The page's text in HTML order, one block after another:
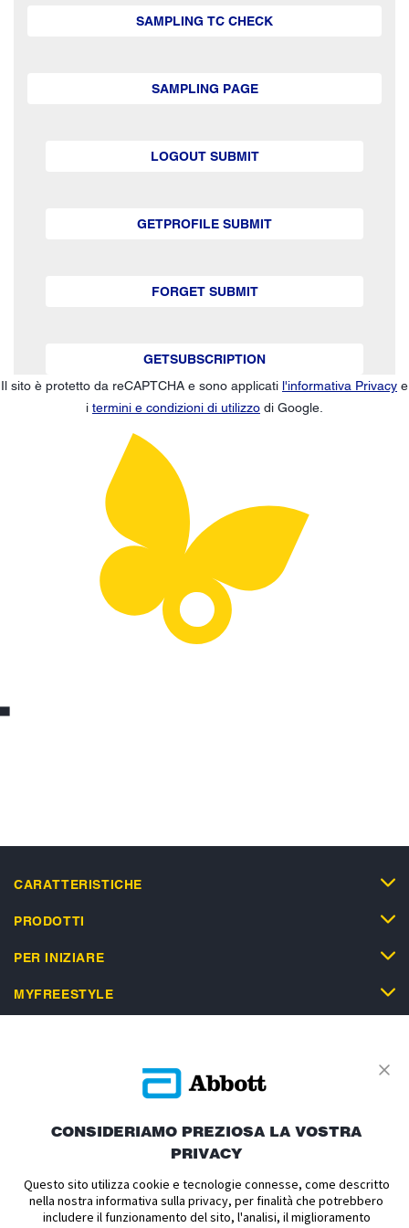
SAMPLING TC CHECK
SAMPLING PAGE
LOGOUT SUBMIT
GETPROFILE SUBMIT
FORGET SUBMIT
GETSUBSCRIPTION
Il sito è protetto da reCAPTCHA e sono applicati l'informativa Privacy e
i termini e condizioni di utilizzo di Google.
CARATTERISTICHE
PRODOTTI
PER INIZIARE
MYFREESTYLE
Condizioni d'uso
Politica sui cookie
Dichiarazione di accessibilità
Informativa sul Data Act
Cookie Preferenze
CONSIDERIAMO PREZIOSA LA VOSTRA
PRIVACY
Questo sito utilizza cookie e tecnologie connesse, come descritto
nella nostra informativa sulla privacy, per finalità che potrebbero
includere il funzionamento del sito, l'analisi, il miglioramento